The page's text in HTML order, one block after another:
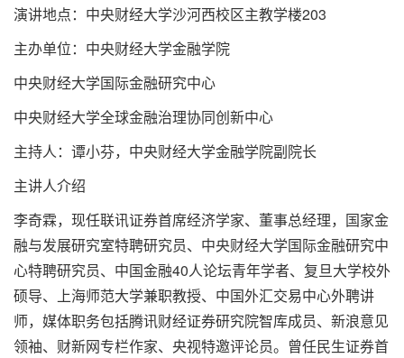
演讲地点：中央财经大学沙河西校区主教学楼203
主办单位：中央财经大学金融学院
中央财经大学国际金融研究中心
中央财经大学全球金融治理协同创新中心
主持人：谭小芬，中央财经大学金融学院副院长
主讲人介绍
李奇霖，现任联讯证券首席经济学家、董事总经理，国家金
融与发展研究室特聘研究员、中央财经大学国际金融研究中
心特聘研究员、中国金融40人论坛青年学者、复旦大学校外
硕导、上海师范大学兼职教授、中国外汇交易中心外聘讲
师，媒体职务包括腾讯财经证券研究院智库成员、新浪意见
领袖、财新网专栏作家、央视特邀评论员。曾任民生证券首